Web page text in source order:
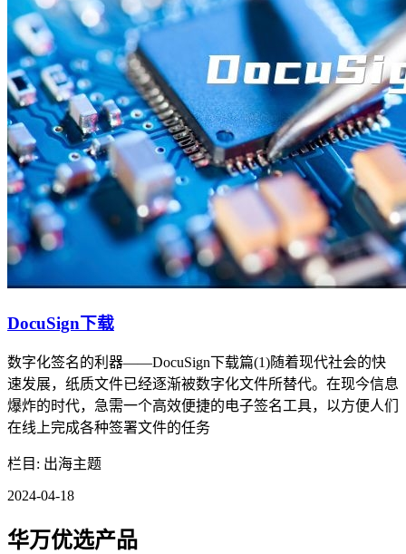
DocuSign下载
数字化签名的利器——DocuSign下载篇(1)随着现代社会的快
速发展，纸质文件已经逐渐被数字化文件所替代。在现今信息
爆炸的时代，急需一个高效便捷的电子签名工具，以方便人们
在线上完成各种签署文件的任务
栏目: 出海主题
2024-04-18
华万优选产品